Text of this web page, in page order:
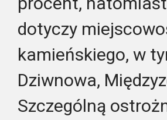
dotyczy
kamieńskiego, w
Dziwnowa,
Szczególną